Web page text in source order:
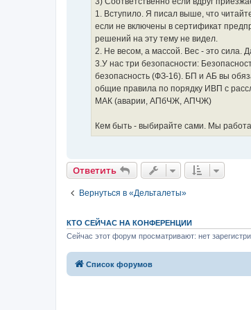
1. Вступило. Я писал выше, что
если не включены в сертификат
решений на эту тему не видел.
2. Не весом, а массой. Вес - это сила.
3.У нас три безопасности:
безопасность (ФЗ-16). БП и АБ вы
общие правила по порядку ИВП с
МАК (аварии, АПбЧЖ, АПЧЖ)
Кем быть - выбирайте сами. Мы
Ответить
Вернуться в «Дельталеты»
КТО СЕЙЧАС НА КОНФЕРЕНЦИИ
Сейчас этот форум просматривают: нет
Список форумов